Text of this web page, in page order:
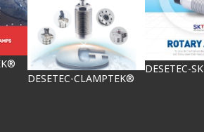
DESETEC-CLAMPTEK®
DESETEC-